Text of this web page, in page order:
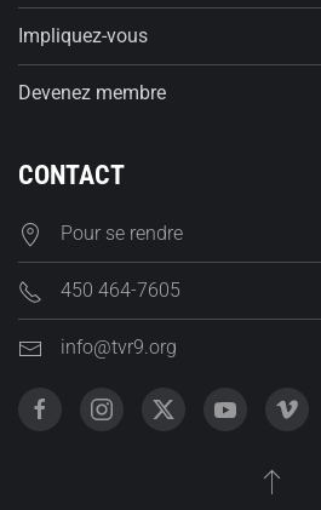
Impliquez-vous
Devenez membre
CONTACT
Pour se rendre
450 464-7605
info@tvr9.org